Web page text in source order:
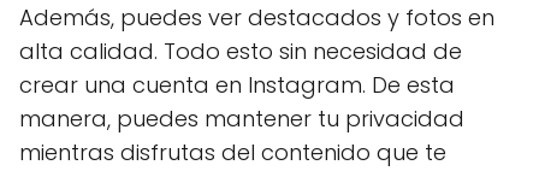
Además, puedes ver destacados y fotos en
alta calidad. Todo esto sin necesidad de
crear una cuenta en Instagram. De esta
manera, puedes mantener tu privacidad
mientras disfrutas del contenido que te